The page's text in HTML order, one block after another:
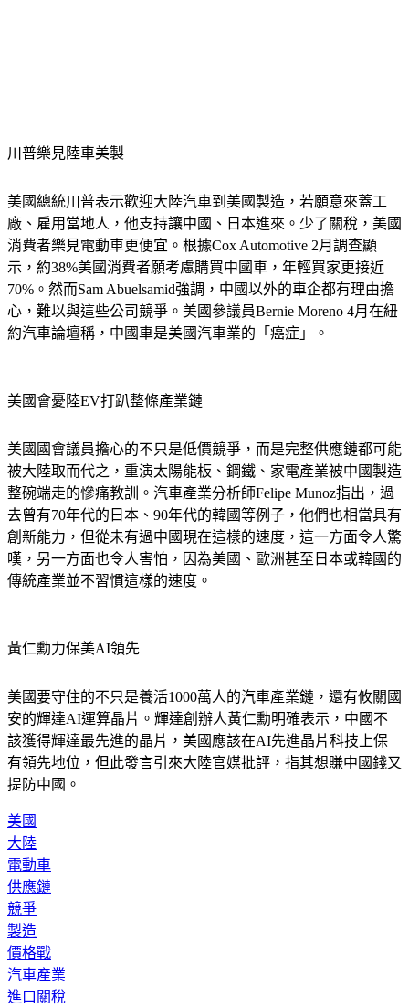
川普樂見陸車美製
美國總統川普表示歡迎大陸汽車到美國製造，若願意來蓋工
廠、雇用當地人，他支持讓中國、日本進來。少了關稅，美國
消費者樂見電動車更便宜。根據Cox Automotive 2月調查顯
示，約38%美國消費者願考慮購買中國車，年輕買家更接近
70%。然而Sam Abuelsamid強調，中國以外的車企都有理由擔
心，難以與這些公司競爭。美國參議員Bernie Moreno 4月在紐
約汽車論壇稱，中國車是美國汽車業的「癌症」。
美國會憂陸EV打趴整條產業鏈
美國國會議員擔心的不只是低價競爭，而是完整供應鏈都可能
被大陸取而代之，重演太陽能板、鋼鐵、家電產業被中國製造
整碗端走的慘痛教訓。汽車產業分析師Felipe Munoz指出，過
去曾有70年代的日本、90年代的韓國等例子，他們也相當具有
創新能力，但從未有過中國現在這樣的速度，這一方面令人驚
嘆，另一方面也令人害怕，因為美國、歐洲甚至日本或韓國的
傳統產業並不習慣這樣的速度。
黃仁勳力保美AI領先
美國要守住的不只是養活1000萬人的汽車產業鏈，還有攸關國
安的輝達AI運算晶片。輝達創辦人黃仁勳明確表示，中國不
該獲得輝達最先進的晶片，美國應該在AI先進晶片科技上保
有領先地位，但此發言引來大陸官媒批評，指其想賺中國錢又
提防中國。
美國
大陸
電動車
供應鏈
競爭
製造
價格戰
汽車產業
進口關稅